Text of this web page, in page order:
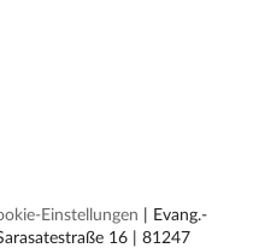
Einstellungen | Evang.-
16 | 81247